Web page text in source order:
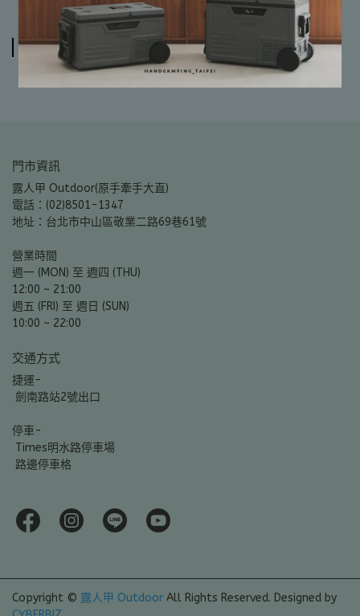
運送方式
門市資訊
露人甲 Outdoor(原手牽手大直)
電話：(02)8501-1347
地址：台北市中山區敬業二路69巷61號
營業時間
週一 (MON) 至 週四 (THU)
12:00 ~ 21:00
週五 (FRI) 至 週日 (SUN)
10:00 ~ 22:00
交通方式
捷運-
劍南路站2號出口
停車-
Times明水路停車場
路邊停車格
Copyright © 露人甲 Outdoor All Rights Reserved. Designed by